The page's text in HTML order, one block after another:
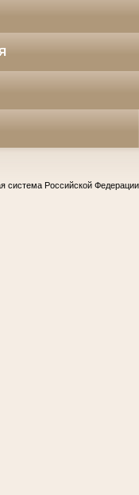
система Российской